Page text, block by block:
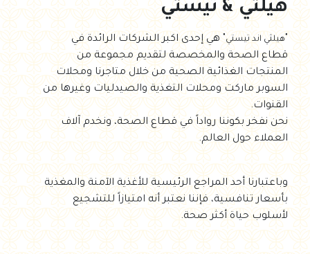
هيلثي & تيستي
"هيلثي اند تيستي" هي إحدى اكبر الشركات الرائدة في
قطاع الصحة والمخصصة لتقديم مجموعة من
المنتجات الغذائية الصحية من خلال متاجرنا ومحلات
السوبر ماركت ومحلات التغذية والصيدليات وغيرها من
القنوات.
نحن نفخر بكوننا رواداً في قطاع الصحة، ونخدم آلاف
العملاء حول العالم.
وباعتبارنا أحد المراجع الرئيسية للأغذية الآمنة والمغذية
بأسعار تنافسية، فإننا نعتبر أنه امتيازاً للتشجيع
لأسلوب حياة أكثر صحة.